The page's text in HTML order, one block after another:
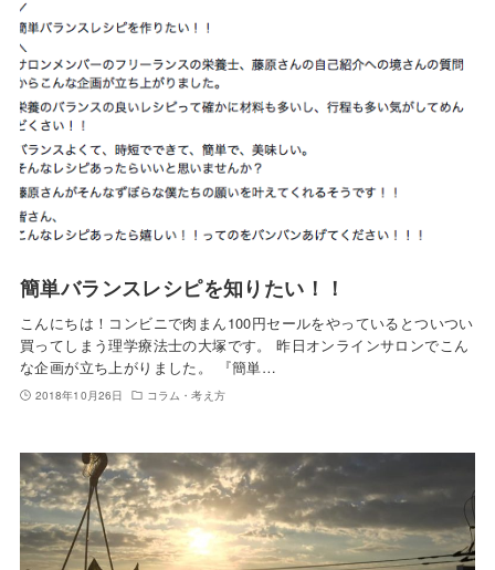
簡単バランスレシピを知りたい！！
こんにちは！コンビニで肉まん100円セールをやっているとついつい
買ってしまう理学療法士の大塚です。 昨日オンラインサロンでこん
な企画が立ち上がりました。 『簡単…
2018年10月26日 コラム・考え方